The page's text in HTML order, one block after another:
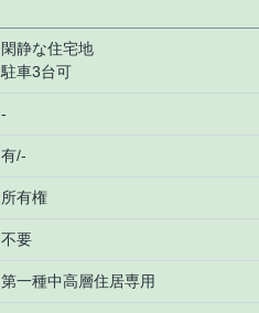
閑静な住宅地
駐車3台可
-
有/-
所有権
不要
第一種中高層住居専用